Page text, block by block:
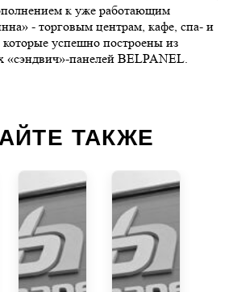
к уже работающим
- торговым центрам, кафе, спа- и
успешно построены из
«сэндвич»-панелей BELPANEL.
ТАКЖЕ